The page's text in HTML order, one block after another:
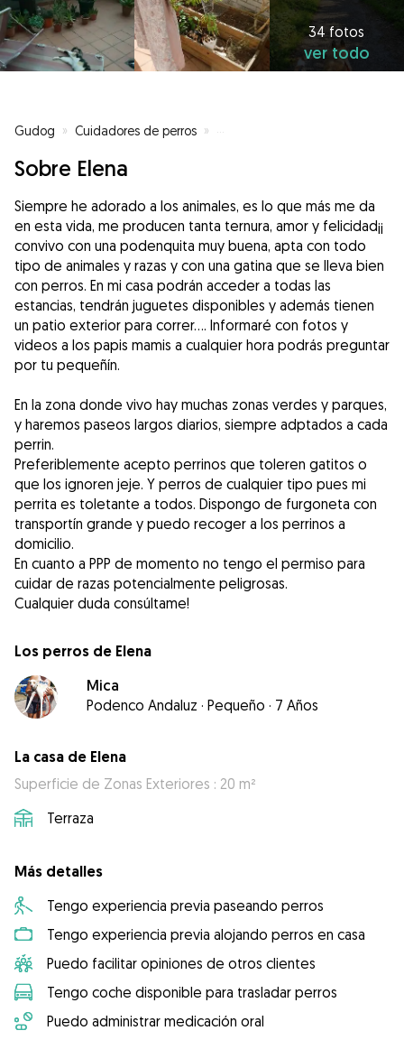
34 fotos
ver todo
Gudog » Cuidadores de perros » Cuidadores de perros en Oviedo
Sobre Elena
Siempre he adorado a los animales, es lo que más me da
en esta vida, me producen tanta ternura, amor y felicidad¡¡
convivo con una podenquita muy buena, apta con todo
tipo de animales y razas y con una gatina que se lleva bien
con perros. En mi casa podrán acceder a todas las
estancias, tendrán juguetes disponibles y además tienen
un patio exterior para correr.... Informaré con fotos y
videos a los papis mamis a cualquier hora podrás preguntar
por tu pequeñín.
En la zona donde vivo hay muchas zonas verdes y parques,
y haremos paseos largos diarios, siempre adptados a cada
perrin.
Preferiblemente acepto perrinos que toleren gatitos o
que los ignoren jeje. Y perros de cualquier tipo pues mi
perrita es toletante a todos. Dispongo de furgoneta con
transportín grande y puedo recoger a los perrinos a
domicilio.
En cuanto a PPP de momento no tengo el permiso para
cuidar de razas potencialmente peligrosas.
Cualquier duda consúltame!
Los perros de Elena
Mica
Podenco Andaluz · Pequeño · 7 Años
La casa de Elena
Superficie de Zonas Exteriores : 20 m²
Terraza
Más detalles
Tengo experiencia previa paseando perros
Tengo experiencia previa alojando perros en casa
Puedo facilitar opiniones de otros clientes
Tengo coche disponible para trasladar perros
Puedo administrar medicación oral